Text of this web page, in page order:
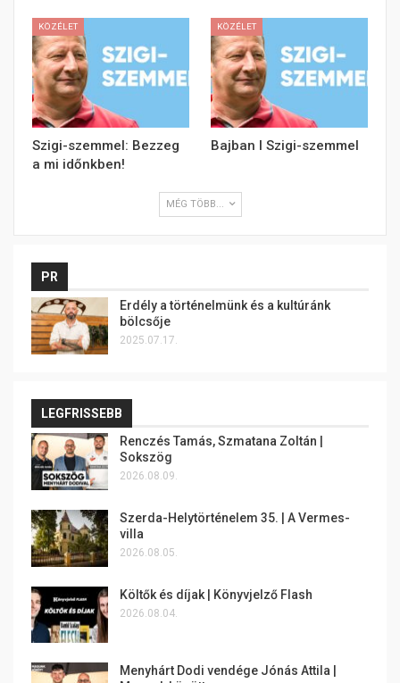
KÖZÉLET
Szigi-szemmel: Bezzeg
a mi időnkben!
KÖZÉLET
Bajban l Szigi-szemmel
MÉG TÖBB...
PR
Erdély a történelmünk és a kultúránk
bölcsője
2025.07.17.
LEGFRISSEBB
Renczés Tamás, Szmatana Zoltán |
Sokszög
2026.08.09.
Szerda-Helytörténelem 35. | A Vermes-
villa
2026.08.05.
Költők és díjak | Könyvjelző Flash
2026.08.04.
Menyhárt Dodi vendége Jónás Attila |